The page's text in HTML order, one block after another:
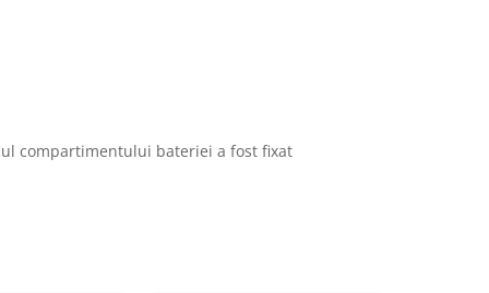
compartimentului bateriei a fost fixat